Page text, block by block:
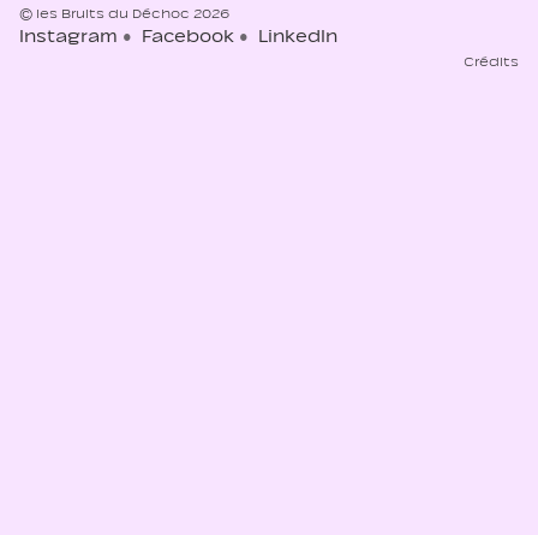
© les Bruits du Déchoc 2026
Instagram Facebook LinkedIn
Crédits